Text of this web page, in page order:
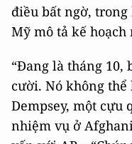
điều bất ngờ,
Mỹ mô tả kế hoạch
“Đang là tháng 10,
cười. Nó không thể
Dempsey, một cựu
nhiệm vụ ở